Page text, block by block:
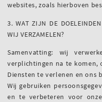
websites, zoals hierboven
3. WAT ZIJN DE DOELEINDEN
WIJ VERZAMELEN?
Samenvatting: wij
verplichtingen na te komen,
Diensten te verlenen en ons
Wij gebruiken
en te verbeteren voor